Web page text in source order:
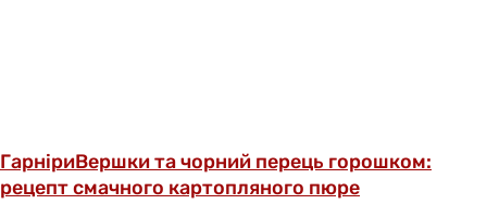
ГарніриВершки та чорний перець горошком:
рецепт смачного картопляного пюре